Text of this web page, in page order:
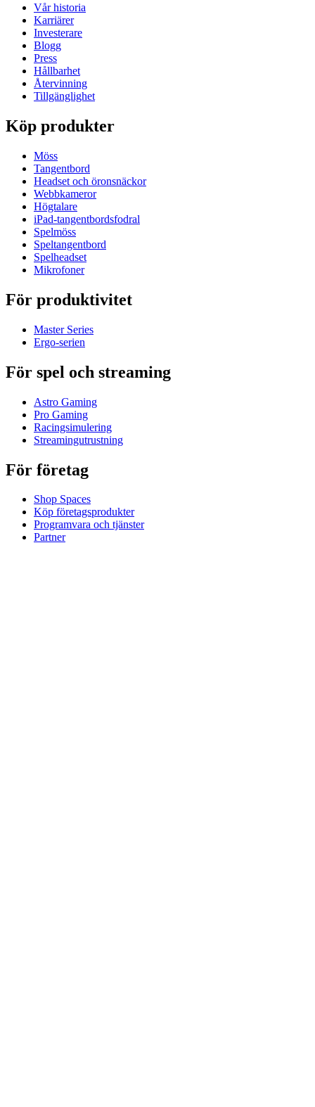
Vår historia
Karriärer
Investerare
Blogg
Press
Hållbarhet
Återvinning
Tillgänglighet
Köp produkter
Möss
Tangentbord
Headset och öronsnäckor
Webbkameror
Högtalare
iPad-tangentbordsfodral
Spelmöss
Speltangentbord
Spelheadset
Mikrofoner
För produktivitet
Master Series
Ergo-serien
För spel och streaming
Astro Gaming
Pro Gaming
Racingsimulering
Streamingutrustning
För företag
Shop Spaces
Köp företagsprodukter
Programvara och tjänster
Partner